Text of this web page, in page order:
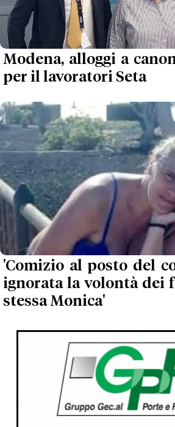
Modena, alloggi a
per il lavoratori Seta
'Comizio al posto del
ignorata la volontà dei
stessa Monica'